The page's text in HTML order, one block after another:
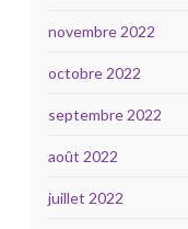
novembre 2022
octobre 2022
septembre 2022
août 2022
juillet 2022